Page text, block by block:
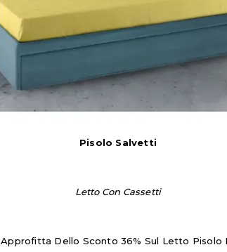
Pisolo Salvetti
Letto Con Cassetti
Approfitta Dello Sconto 36% Sul Letto Pisolo